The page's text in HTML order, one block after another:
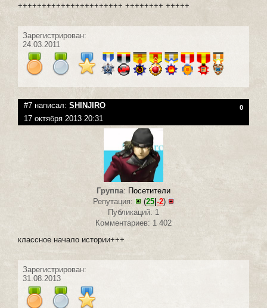
++++++++++++++++++++++ ++++++++ +++++
Зарегистрирован:
24.03.2011
#7 написал: SHINJIRO 0
17 октября 2013 20:31
Группа: Посетители
Репутация:
(25 -2)
Публикаций: 1
Комментариев: 1 402
классное начало истории+++
Зарегистрирован:
31.08.2013